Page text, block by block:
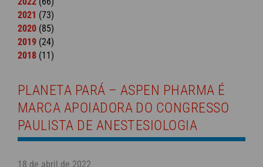
PLANETA PARÁ – ASPEN PHARMA É
MARCA APOIADORA DO CONGRESSO
PAULISTA DE ANESTESIOLOGIA
18 de abril de 2022
2021 (73)
2020 (85)
2019 (24)
2018 (11)